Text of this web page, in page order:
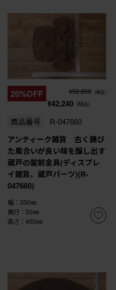
20%OFF ¥52,800 (税込)
¥42,240 (税込)
商品番号 R-047660
アンティーク雑貨 古く錆び
た風合いが良い味を醸し出す
蔵戸の錠前金具(ディスプレ
イ雑貨、蔵戸パーツ)(R-
047660)
幅：350㎜
奥行：50㎜
高さ：450㎜